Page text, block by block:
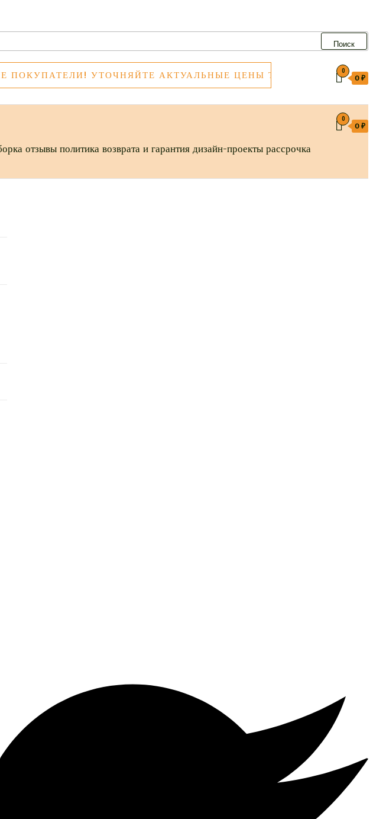
Поиск
УТОЧНЯЙТЕ АКТУАЛЬНЫЕ ЦЕНЫ ТОВАРОВ ПЕРЕД 0
0 ₽
0
0 ₽
отзывы политика возврата и гарантия дизайн-проекты рассрочка